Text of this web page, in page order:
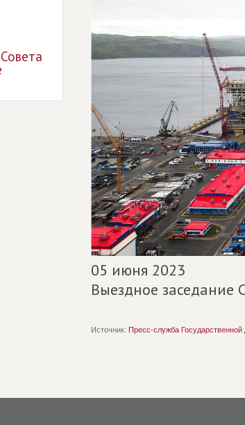
05 июня 2023
Выездное заседание
Источник: Пресс-служба